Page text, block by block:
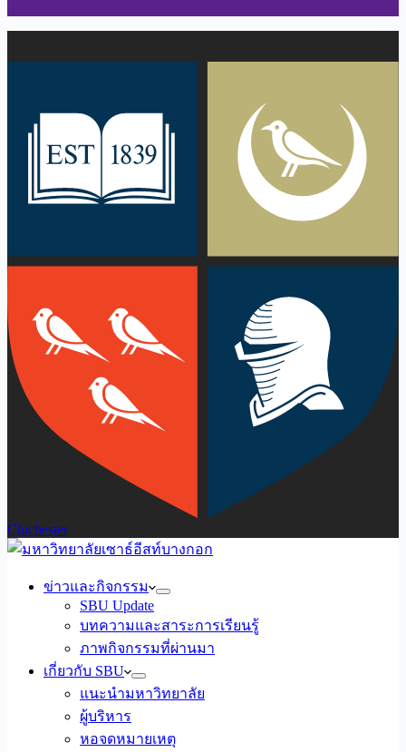
Chichester
ข่าวและกิจกรรม
SBU Update
บทความและสาระการเรียนรู้
ภาพกิจกรรมที่ผ่านมา
เกี่ยวกับ SBU
แนะนำมหาวิทยาลัย
ผู้บริหาร
หอจดหมายเหตุ